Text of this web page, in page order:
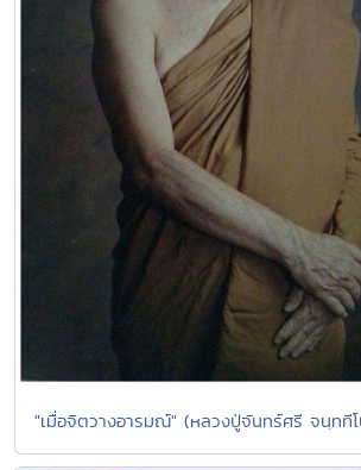
"เมื่อจิตวางอารมณ์" (หลวงปู่จันทร์ศรี จนฺทที